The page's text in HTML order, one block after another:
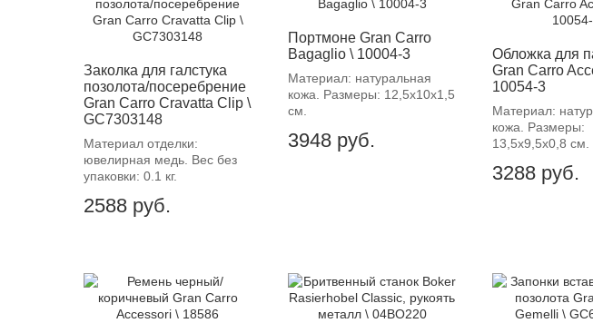
Заколка для галстука
позолота/посеребрение
Gran Carro Cravatta Clip \
GC7303148
Материал отделки:
ювелирная медь. Вес без
упаковки: 0.1 кг.
2588 руб.
Портмоне Gran Carro
Bagaglio \ 10004-3
Материал: натуральная
кожа. Размеры: 12,5х10х1,5
см.
3948 руб.
Обложка для
Gran Carro
10054-3
Материал:
кожа. Размеры:
13,5х9,5х0,8 см.
3288 руб.